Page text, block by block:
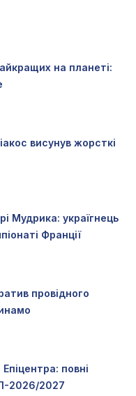
на планеті:
висунув жорсткі
Мудрика: україгнець
Франції
провідного
повні
2026/2027